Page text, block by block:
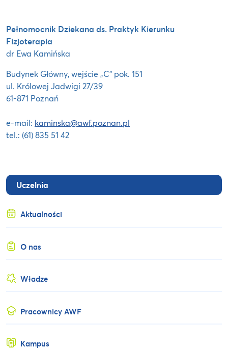
Uczelnia
Aktualności
O nas
Władze
Pracownicy AWF
Kampus
Pełnomocnik Dziekana ds. Praktyk Kierunku
Fizjoterapia
dr Ewa Kamińska
Budynek Główny, wejście „C” pok. 151
ul. Królowej Jadwigi 27/39
61-871 Poznań
e-mail: kaminska@awf.poznan.pl
tel.: (61) 835 51 42